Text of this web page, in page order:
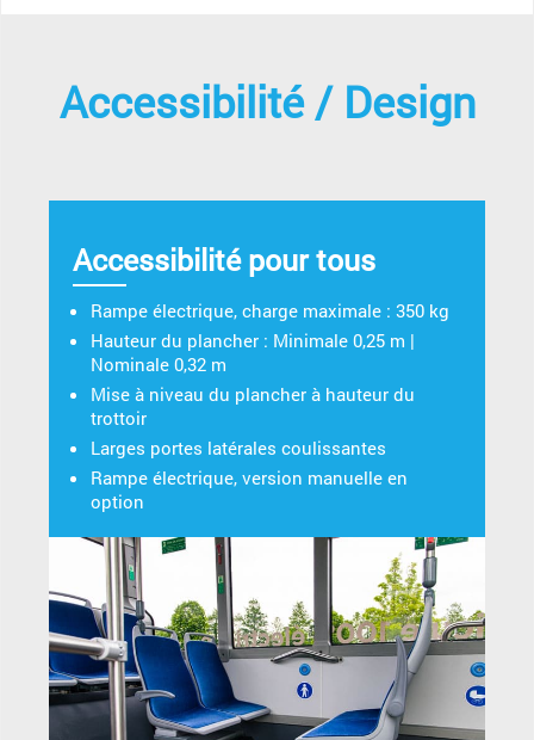
Accessibilité / Design​
Accessibilité pour tous
Rampe électrique, charge maximale : 350 kg
Hauteur du plancher : Minimale 0,25 m |
Nominale 0,32 m
Mise à niveau du plancher à hauteur du
trottoir
Larges portes latérales coulissantes
Rampe électrique, version manuelle en
option